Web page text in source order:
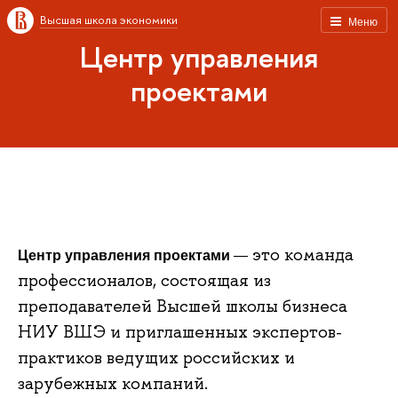
Меню
Высшая школа экономики
Центр управления
проектами
Центр управления проектами — это команда
профессионалов, состоящая из
преподавателей Высшей школы бизнеса
НИУ ВШЭ и приглашенных экспертов-
практиков ведущих российских и
зарубежных компаний.